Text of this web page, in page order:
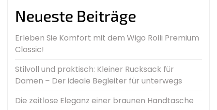
Neueste Beiträge
Erleben Sie Komfort mit dem Wigo Rolli Premium
Classic!
Stilvoll und praktisch: Kleiner Rucksack für
Damen – Der ideale Begleiter für unterwegs
Die zeitlose Eleganz einer braunen Handtasche